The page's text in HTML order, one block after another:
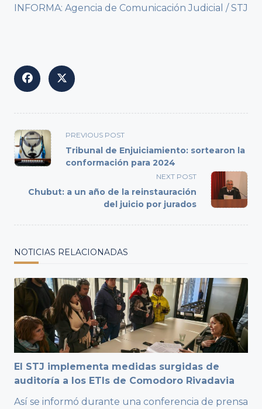
INFORMA: Agencia de Comunicación Judicial / STJ
<span
class="nav-
subtitle
reader-
PREVIOUS POST
Tribunal de Enjuiciamiento: sortearon la
conformación para 2024
NEXT POST
Chubut: a un año de la reinstauración
del juicio por jurados
NOTICIAS RELACIONADAS
El STJ implementa medidas surgidas de
auditoría a los ETIs de Comodoro Rivadavia
Así se informó durante una conferencia de prensa